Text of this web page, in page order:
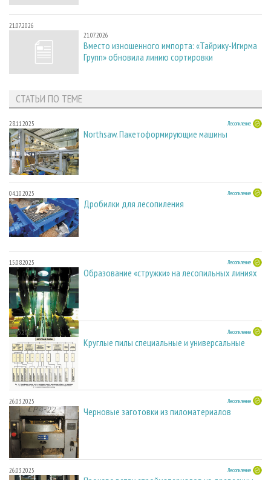
21.07.2026
21.07.2026
Вместо изношенного импорта: «Тайрику-Игирма
Групп» обновила линию сортировки
СТАТЬИ ПО ТЕМЕ
28.11.2025 Лесопиление
Northsaw. Пакетоформирующие машины
04.10.2025 Лесопиление
Дробилки для лесопиления
15.08.2025 Лесопиление
Образование «стружки» на лесопильных линиях
27.05.2025 Лесопиление
Круглые пилы специальные и универсальные
26.03.2025 Лесопиление
Черновые заготовки из пиломатериалов
26.03.2025 Лесопиление